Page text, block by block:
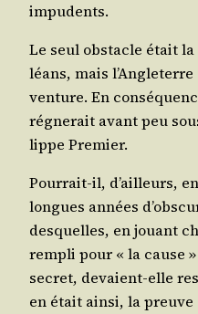
impudents.
Le seul obs­tacle était
léans, mais
ven­ture. En
régne­rait avant peu
lippe Premier.
Pour­rait-il, d’ailleurs,
longues années
des­quelles, en jouant
rem­pli pour « la cause
secret, devaient-elle
en était ain­si, la